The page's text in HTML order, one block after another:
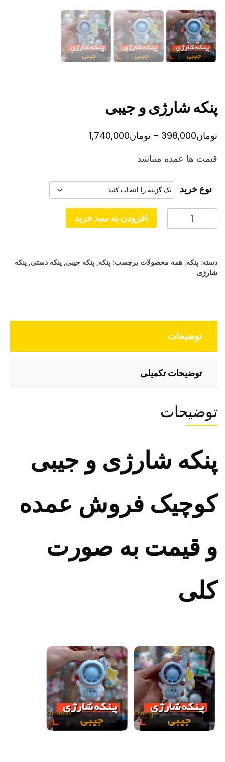
پنکه شارژی و جیبی
تومان398,000
– تومان1,740,000محدوده
تا
تومان1,740,000
قیمت ها عمده میباشد
نوع خرید
شارژی
عدد
افزودن به سبد خرید
دسته: پنکه, همه محصولات برچسب: پنکه, پنکه جیبی, پنکه دستی, پنکه
شارژی
توضیحات
توضیحات تکمیلی
توضیحات
پنکه شارژی و جیبی
کوچیک فروش عمده
و قیمت به صورت
کلی